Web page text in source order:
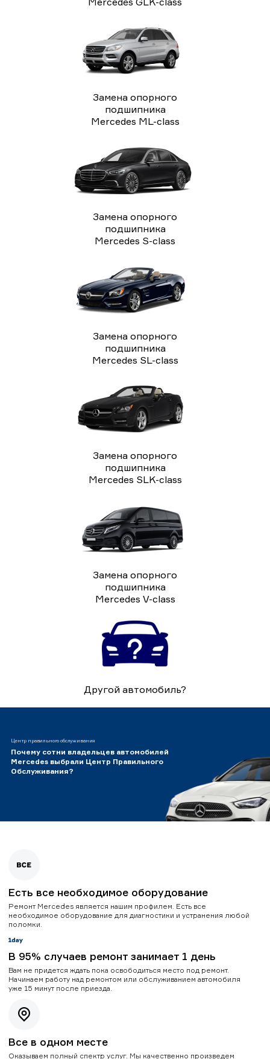
Замена опорного
подшипника
Mercedes ML-class
Замена опорного
подшипника
Mercedes S-class
Замена опорного
подшипника
Mercedes SL-class
Замена опорного
подшипника
Mercedes SLK-class
Замена опорного
подшипника
Mercedes V-class
Другой автомобиль?
Центр правильного обслуживания
Почему сотни владельцев автомобилей
Mercedes выбрали Центр Правильного
Обслуживания?
Есть все необходимое оборудование
Ремонт Mercedes является нашим профилем. Есть все
необходимое оборудование для диагностики и устранения любой
поломки.
В 95% случаев ремонт занимает 1 день
Вам не придется ждать пока освободиться место под ремонт.
Начинаем работу над ремонтом или обслуживанием автомобиля
уже 15 минут после приезда.
Все в одном месте
Оказываем полный спектр услуг. Мы качественно произведем